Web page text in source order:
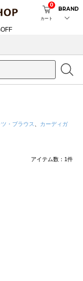
カート
0
BRAND
ツ・ブラウス
カーディガ
アイテム数： 1件